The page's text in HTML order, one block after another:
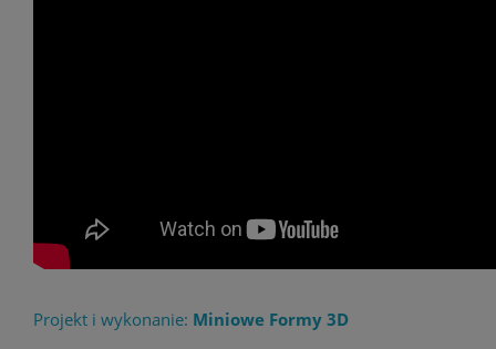
Projekt i wykonanie: Miniowe Formy 3D